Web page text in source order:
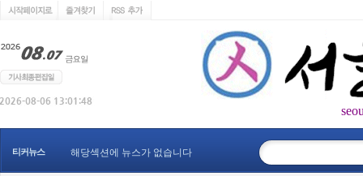
티커뉴스 해당섹션에 뉴스가 없습니다